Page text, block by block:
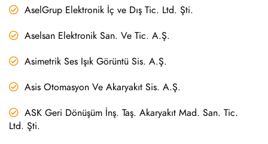
AselGrup Elektronik İç ve Dış Tic. Ltd. Şti.
Aselsan Elektronik San. Ve Tic. A.Ş.
Asimetrik Ses Işık Görüntü Sis. A.Ş.
Asis Otomasyon Ve Akaryakıt Sis. A.Ş.
ASK Geri Dönüşüm İnş. Taş. Akaryakıt Mad. San. Tic.
Ltd. Şti.